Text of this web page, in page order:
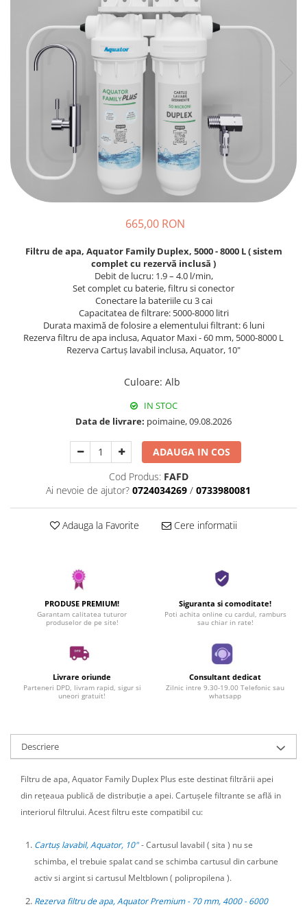
Accesorii chiuvete bucatarie
Gratar protectie chiuveta
Scurgator farfurii
Tocatoare lemn si sticla
Sisteme de scurgere si cleme
Tavita scurgere vase/legume/fructe
Dispenser detergent
Rasnite de cafea
Roboti de bucatarie
Spumarea laptelui
Combine frigorifice
Espressoare cafea
Aparate de gatit-aragazuri
Masina de spalat vase
Seturi Electrocasnice
Termostate si senzori Livolo
Sonerii electrice
Construieste singur
Module
665,00 RON
Filtru de apa, Aquator Family Duplex, 5000 - 8000 L ( sistem
complet cu rezervă inclusă )
Debit de lucru: 1.9 – 4.0 l/min,
Set complet cu baterie, filtru si conector
Conectare la bateriile cu 3 cai
Capacitatea de filtrare: 5000-8000 litri
Durata maximă de folosire a elementului filtrant: 6 luni
Rezerva filtru de apa inclusa, Aquator Maxi - 60 mm, 5000-8000 L
Rezerva Cartuș lavabil inclusa, Aquator, 10"
Culoare: Alb
IN STOC
Data de livrare: poimaine, 09.08.2026
ADAUGA IN COS
Cod Produs: FAFD
Ai nevoie de ajutor? 0724034269 / 0733980081
Adauga la Favorite Cere informatii
PRODUSE PREMIUM!
Garantam calitatea tuturor
produselor de pe site!
Siguranta si comoditate!
Poti achita online cu cardul, ramburs
sau chiar in rate!
Livrare oriunde
Parteneri DPD, livram rapid, sigur si
uneori gratuit!
Consultant dedicat
Zilnic intre 9.30-19.00 Telefonic sau
whatsapp
Descriere
Filtru de apa, Aquator Family Duplex Plus este destinat filtrării apei
din rețeaua publică de distribuție a apei. Cartușele filtrante se află in
interiorul filtrului. Acest filtru este compatibil cu:
Cartuș lavabil, Aquator, 10" - Cartusul lavabil ( sita ) nu se
schimba, el trebuie spalat cand se schimba cartusul din carbune
activ si argint si cartusul Meltblown ( polipropilena ).
Rezerva filtru de apa, Aquator Premium - 70 mm, 4000 - 6000